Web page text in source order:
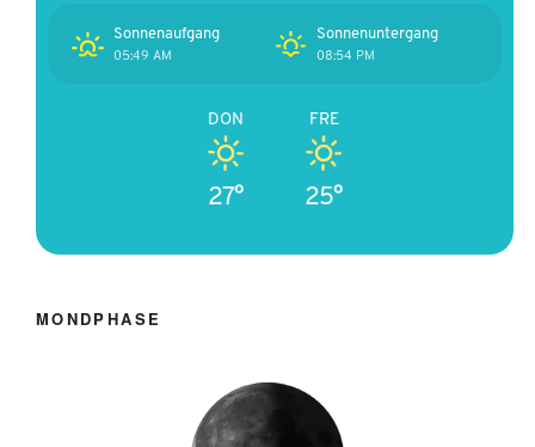
Sonnenaufgang
05:49 AM
Sonnenuntergang
08:54 PM
DON
27°
FRE
25°
MONDPHASE